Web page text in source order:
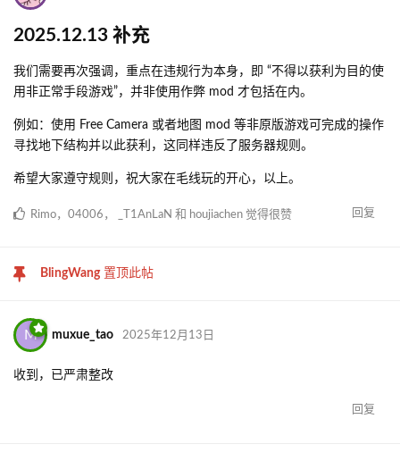
2025.12.13 补充
我们需要再次强调，重点在违规行为本身，即 “不得以获利为目的使
用非正常手段游戏”，并非使用作弊 mod 才包括在内。
例如：使用 Free Camera 或者地图 mod 等非原版游戏可完成的操作
寻找地下结构并以此获利，这同样违反了服务器规则。
希望大家遵守规则，祝大家在毛线玩的开心，以上。
回复
Rimo， 04006 ， _T1AnLaN 和 houjiachen 觉得很赞
BlingWang置顶此帖
M muxue_tao 2025年12月13日
收到，已严肃整改
回复